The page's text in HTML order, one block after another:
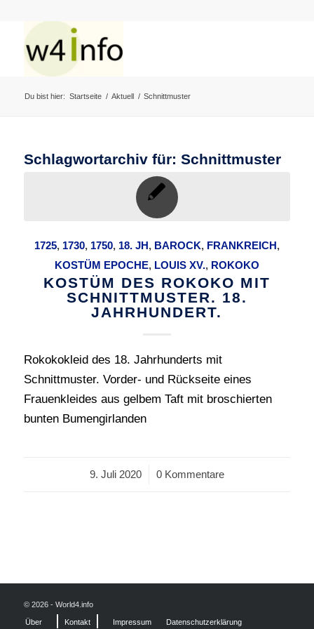
Du bist hier: Startseite / Aktuell / Schnittmuster
Schlagwortarchiv für: Schnittmuster
1725, 1730, 1750, 18. JH, BAROCK, FRANKREICH,
KOSTÜM EPOCHE, LOUIS XV., ROKOKO
KOSTÜM DES ROKOKO MIT
SCHNITTMUSTER. 18.
JAHRHUNDERT.
Rokokokleid des 18. Jahrhunderts mit
Schnittmuster. Vorder- und Rückseite eines
Frauenkleides aus gelbem Taft mit broschierten
bunten Bumengirlanden
9. Juli 2020
/ 0 Kommentare
© 2026 - World4.info
Über Kontakt Impressum Datenschutzerklärung